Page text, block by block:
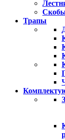
Трапы